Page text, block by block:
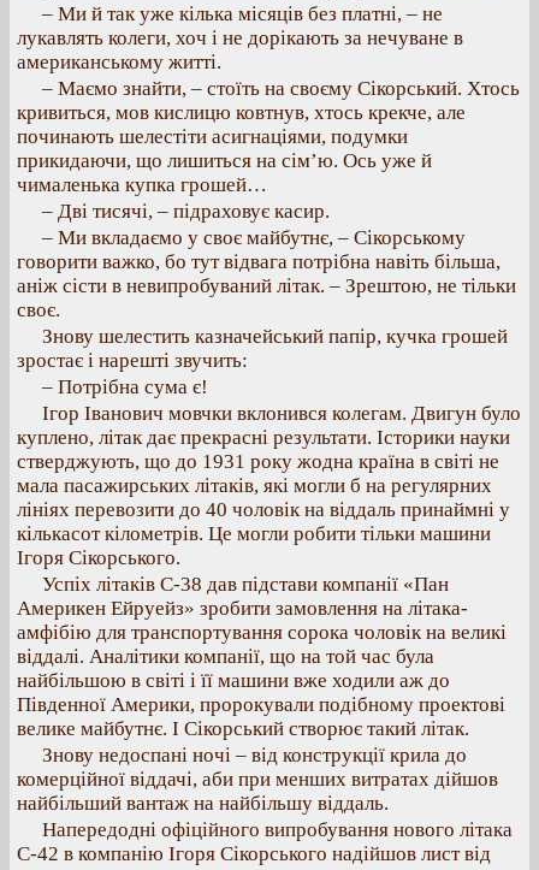
– Ми й так уже кілька місяців без платні, – не
лукавлять колеги, хоч і не дорікають за нечуване в
американському житті.
– Маємо знайти, – стоїть на своєму Сікорський. Хтось
кривиться, мов кислицю ковтнув, хтось крекче, але
починають шелестіти асигнаціями, подумки
прикидаючи, що лишиться на сім’ю. Ось уже й
чималенька купка грошей…
– Дві тисячі, – підраховує касир.
– Ми вкладаємо у своє майбутнє, – Сікорському
говорити важко, бо тут відвага потрібна навіть більша,
аніж сісти в невипробуваний літак. – Зрештою, не тільки
своє.
Знову шелестить казначейський папір, кучка грошей
зростає і нарешті звучить:
– Потрібна сума є!
Ігор Іванович мовчки вклонився колегам. Двигун було
куплено, літак дає прекрасні результати. Історики науки
стверджують, що до 1931 року жодна країна в світі не
мала пасажирських літаків, які могли б на регулярних
лініях перевозити до 40 чоловік на віддаль принаймні у
кількасот кілометрів. Це могли робити тільки машини
Ігоря Сікорського.
Успіх літаків С-38 дав підстави компанії «Пан
Америкен Ейруейз» зробити замовлення на літака-
амфібію для транспортування сорока чоловік на великі
віддалі. Аналітики компанії, що на той час була
найбільшою в світі і її машини вже ходили аж до
Південної Америки, пророкували подібному проектові
велике майбутнє. І Сікорський створює такий літак.
Знову недоспані ночі – від конструкції крила до
комерційної віддачі, аби при менших витратах дійшов
найбільший вантаж на найбільшу віддаль.
Напередодні офіційного випробування нового літака
С-42 в компанію Ігоря Сікорського надійшов лист від